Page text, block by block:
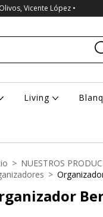
Vicente López •
Living
> NUESTROS
>